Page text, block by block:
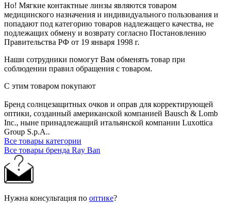
Но! Мягкие контактные линзы являются товаром
медицинского назначения и индивидуального пользования и
попадают под категорию товаров надлежащего качества, не
подлежащих обмену и возврату согласно Постановлению
Правительства РФ от 19 января 1998 г.
Наши сотрудники помогут Вам обменять товар при
соблюдении правил обращения с товаром.
С этим товаром покупают
Бренд солнцезащитных очков и оправ для корректирующей
оптики, созданный американской компанией Bausch & Lomb
Inc., ныне принадлежащий итальянской компании Luxottica
Group S.p.A..
Все товары категории
Все товары бренда Ray Ban
Нужна консультация по оптике?